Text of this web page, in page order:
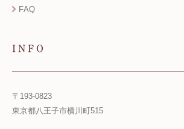
FAQ
INFO
〒193-0823
東京都八王子市横川町515